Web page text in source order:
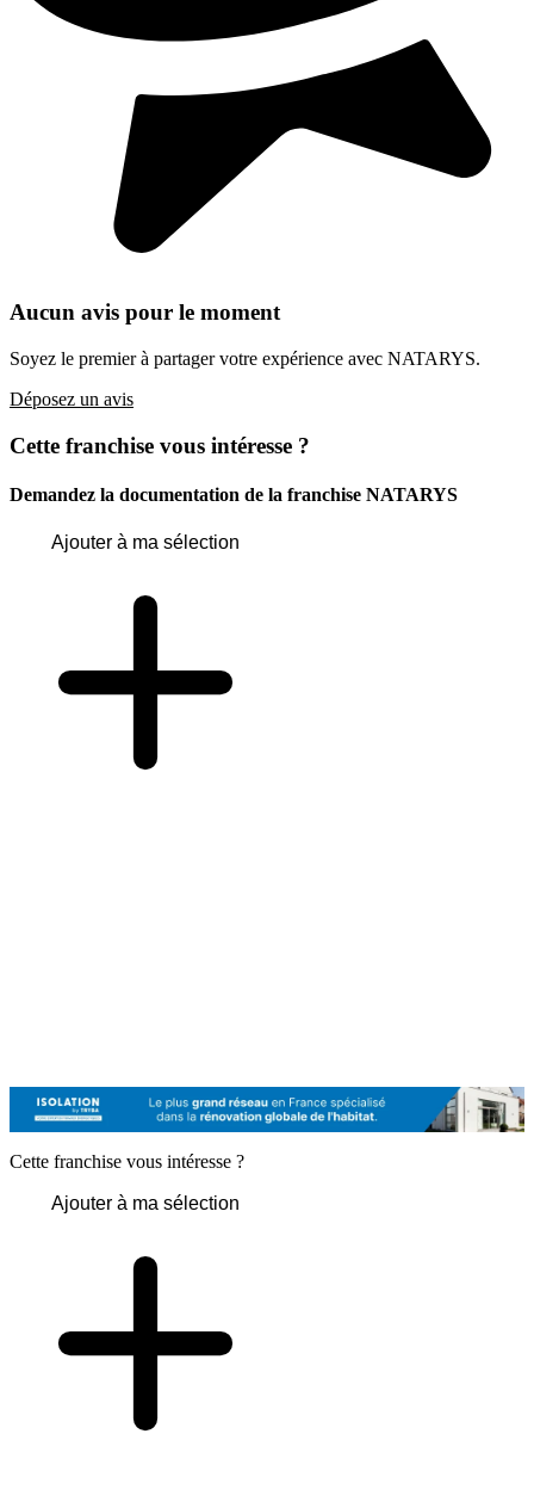
Aucun avis pour le moment
Soyez le premier à partager votre expérience avec NATARYS.
Déposez un avis
Cette franchise vous intéresse ?
Demandez la documentation de la franchise NATARYS
Ajouter à ma sélection
Cette franchise vous intéresse ?
Ajouter à ma sélection